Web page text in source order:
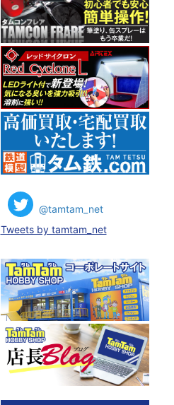
@tamtam_net
Tweets by tamtam_net